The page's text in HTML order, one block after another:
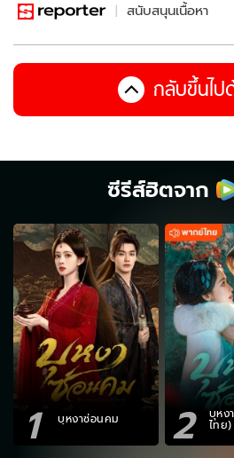
สนับสนุนเนื้อหา
กลับขึ้นไป
ซีรีส์ฮิตจาก
1 บุหงาซ่อนคม 2 บุหง
ไทย)